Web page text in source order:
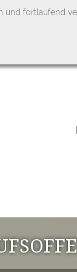
und fortlaufend